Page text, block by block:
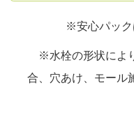
※安心パック
※水栓の形状によ
合、穴あけ、モール